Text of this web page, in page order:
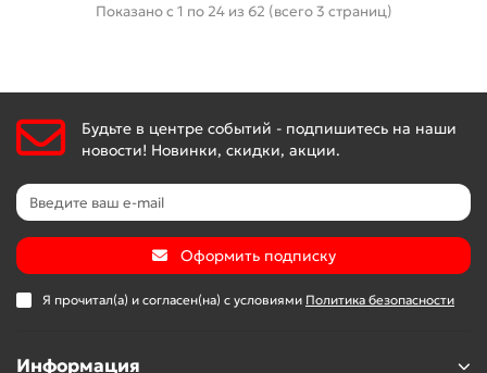
Показано с 1 по 24 из 62 (всего 3 страниц)
Будьте в центре событий - подпишитесь на наши
новости! Новинки, скидки, акции.
Оформить подписку
Я прочитал(а) и согласен(на) с условиями Политика безопасности
Информация